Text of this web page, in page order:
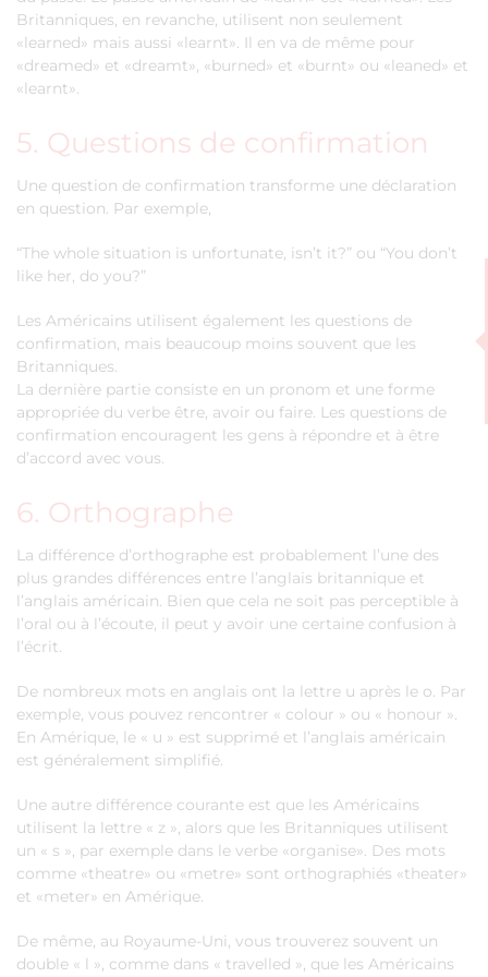
Britanniques, en revanche, utilisent non seulement
«learned» mais aussi «learnt». Il en va de même pour
«dreamed» et «dreamt», «burned» et «burnt» ou «leaned» et
«learnt».
5. Questions de confirmation
Une question de confirmation transforme une déclaration
en question. Par exemple,
“The whole situation is unfortunate, isn’t it?” ou “You don’t
like her, do you?”
Les Américains utilisent également les questions de
confirmation, mais beaucoup moins souvent que les
Britanniques.
La dernière partie consiste en un pronom et une forme
appropriée du verbe être, avoir ou faire. Les questions de
confirmation encouragent les gens à répondre et à être
d’accord avec vous.
6. Orthographe
La différence d’orthographe est probablement l’une des
plus grandes différences entre l’anglais britannique et
l’anglais américain. Bien que cela ne soit pas perceptible à
l’oral ou à l’écoute, il peut y avoir une certaine confusion à
l’écrit.
De nombreux mots en anglais ont la lettre u après le o. Par
exemple, vous pouvez rencontrer « colour » ou « honour ».
En Amérique, le « u » est supprimé et l’anglais américain
est généralement simplifié.
Une autre différence courante est que les Américains
utilisent la lettre « z », alors que les Britanniques utilisent
un « s », par exemple dans le verbe «organise». Des mots
comme «theatre» ou «metre» sont orthographiés «theater»
et «meter» en Amérique.
De même, au Royaume-Uni, vous trouverez souvent un
double « l », comme dans « travelled », que les Américains